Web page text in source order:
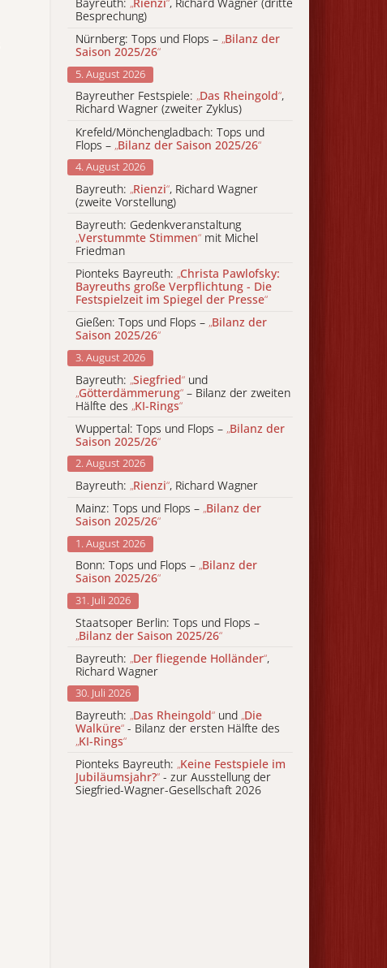
Besprechung)
Nürnberg: Tops und Flops – „Bilanz der
Saison 2025/26“
5. August 2026
Bayreuther Festspiele: „Das Rheingold“,
Richard Wagner (zweiter Zyklus)
Krefeld/Mönchengladbach: Tops und
Flops – „Bilanz der Saison 2025/26“
4. August 2026
Bayreuth: „Rienzi“, Richard Wagner
(zweite Vorstellung)
Bayreuth: Gedenkveranstaltung
„Verstummte Stimmen“ mit Michel
Friedman
Pionteks Bayreuth: „Christa Pawlofsky:
Bayreuths große Verpflichtung - Die
Festspielzeit im Spiegel der Presse“
Gießen: Tops und Flops – „Bilanz der
Saison 2025/26“
3. August 2026
Bayreuth: „Siegfried“ und
„Götterdämmerung“ – Bilanz der zweiten
Hälfte des „KI-Rings“
Wuppertal: Tops und Flops – „Bilanz der
Saison 2025/26“
2. August 2026
Bayreuth: „Rienzi“, Richard Wagner
Mainz: Tops und Flops – „Bilanz der
Saison 2025/26“
1. August 2026
Bonn: Tops und Flops – „Bilanz der
Saison 2025/26“
31. Juli 2026
Staatsoper Berlin: Tops und Flops –
„Bilanz der Saison 2025/26“
Bayreuth: „Der fliegende Holländer“,
Richard Wagner
30. Juli 2026
Bayreuth: „Das Rheingold“ und „Die
Walküre“ - Bilanz der ersten Hälfte des
„KI-Rings“
Pionteks Bayreuth: „Keine Festspiele im
Jubiläumsjahr?“ - zur Ausstellung der
Siegfried-Wagner-Gesellschaft 2026